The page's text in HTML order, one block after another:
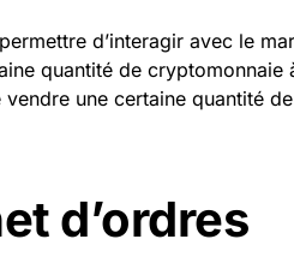
d’interagir avec le
quantité de
une certaine quantité
d’ordres